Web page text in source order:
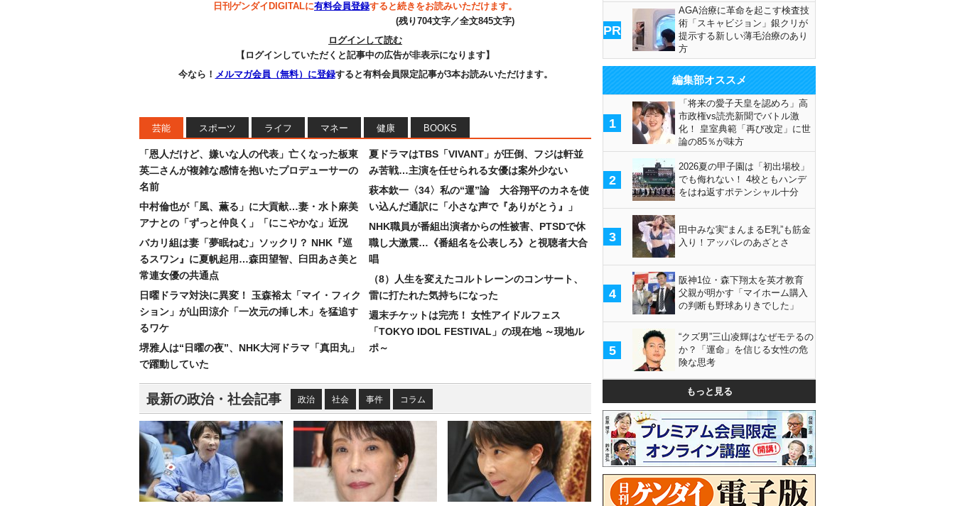
日刊ゲンダイDIGITALに有料会員登録すると続きをお読みいただけます。
(残り704文字／全文845文字)
ログインして読む
【ログインしていただくと記事中の広告が非表示になります】
今なら！ メルマガ会員（無料）に登録すると有料会員限定記事が3本お読みいただけます。
芸能 スポーツ ライフ マネー 健康 BOOKS
「恩人だけど、嫌いな人の代表」亡くなった板東
英二さんが複雑な感情を抱いたプロデューサーの
名前
中村倫也が「風、薫る」に大貢献…妻・水卜麻美
アナとの「ずっと仲良く」「にこやかな」近況
バカリ組は妻「夢眠ねむ」ソックリ？ NHK『巡
るスワン』に夏帆起用…森田望智、臼田あさ美と
常連女優の共通点
日曜ドラマ対決に異変！ 玉森裕太「マイ・フィク
ション」が山田涼介「一次元の挿し木」を猛追す
るワケ
堺雅人は“日曜の夜”、NHK大河ドラマ「真田丸」
で躍動していた
夏ドラマはTBS「VIVANT」が圧倒、フジは軒並
み苦戦…主演を任せられる女優は案外少ない
萩本欽一〈34〉私の“運”論 大谷翔平のカネを使
い込んだ通訳に「小さな声で『ありがとう』」
NHK職員が番組出演者からの性被害、PTSDで休
職し大激震…《番組名を公表しろ》と視聴者大合
唱
（8）人生を変えたコルトレーンのコンサート、
雷に打たれた気持ちになった
週末チケットは完売！ 女性アイドルフェス
「TOKYO IDOL FESTIVAL」の現在地 ～現地ル
ポ～
最新の政治・社会記事 政治 社会 事件 コラム
PR
AGA治療に革命を起こす検査技
術「スキャビジョン」銀クリが
提示する新しい薄毛治療のあり
方
編集部オススメ
1
「将来の愛子天皇を認めろ」高
市政権vs読売新聞でバトル激
化！ 皇室典範「再び改定」に世
論の85％が味方
2
2026夏の甲子園は「初出場校」
でも侮れない！ 4校ともハンデ
をはね返すポテンシャル十分
3
田中みな実“まんまるE乳”も筋金
入り！アッパレのあざとさ
4
阪神1位・森下翔太を英才教育
父親が明かす「マイホーム購入
の判断も野球ありきでした」
5
“クズ男”三山凌輝はなぜモテるの
か？「運命」を信じる女性の危
険な思考
もっと見る